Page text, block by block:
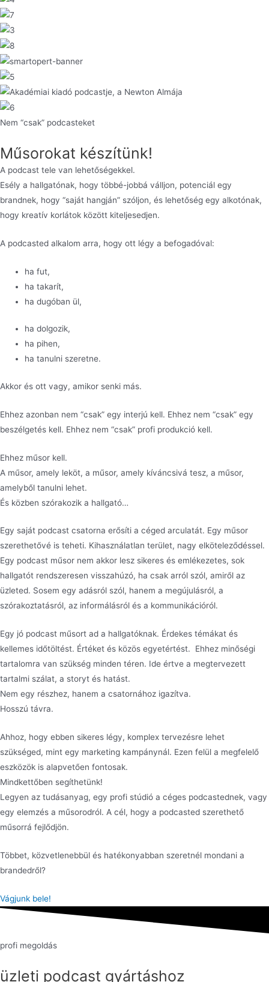
Nem “csak” podcasteket
Műsorokat készítünk!
A podcast tele van lehetőségekkel.
Esély a hallgatónak, hogy többé-jobbá válljon, potenciál egy
brandnek, hogy “saját hangján” szóljon, és lehetőség egy alkotónak,
hogy kreatív korlátok között kiteljesedjen.
A podcasted alkalom arra, hogy ott légy a befogadóval:
ha fut,
ha takarít,
ha dugóban ül,
ha dolgozik,
ha pihen,
ha tanulni szeretne.
Akkor és ott vagy, amikor senki más.
Ehhez azonban nem “csak” egy interjú kell. Ehhez nem “csak” egy
beszélgetés kell. Ehhez nem “csak” profi produkció kell.
Ehhez műsor kell.
A műsor, amely leköt, a műsor, amely kíváncsivá tesz, a műsor,
amelyből tanulni lehet.
És közben szórakozik a hallgató…
Egy saját podcast csatorna erősíti a céged arculatát. Egy műsor
szerethetővé is teheti. Kihasználatlan terület, nagy elköteleződéssel.
Egy podcast műsor nem akkor lesz sikeres és emlékezetes, sok
hallgatót rendszeresen visszahúzó, ha csak arról szól, amiről az
üzleted. Sosem egy adásról szól, hanem a megújulásról, a
szórakoztatásról, az informálásról és a kommunikációról.
Egy jó podcast műsort ad a hallgatóknak. Érdekes témákat és
kellemes időtöltést. Értéket és közös egyetértést. Ehhez minőségi
tartalomra van szükség minden téren. Ide értve a megtervezett
tartalmi szálat, a storyt és hatást.
Nem egy részhez, hanem a csatornához igazítva.
Hosszú távra.
Ahhoz, hogy ebben sikeres légy, komplex tervezésre lehet
szükséged, mint egy marketing kampánynál. Ezen felül a megfelelő
eszközök is alapvetően fontosak.
Mindkettőben segíthetünk!
Legyen az tudásanyag, egy profi stúdió a céges podcastednek, vagy
egy elemzés a műsorodról. A cél, hogy a podcasted szerethető
műsorrá fejlődjön.
Többet, közvetlenebbül és hatékonyabban szeretnél mondani a
brandedről?
Vágjunk bele!
profi megoldás
üzleti podcast gyártáshoz